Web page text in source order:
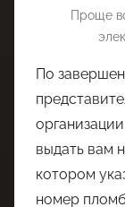
Проще
По
выдать вам
котором
номер